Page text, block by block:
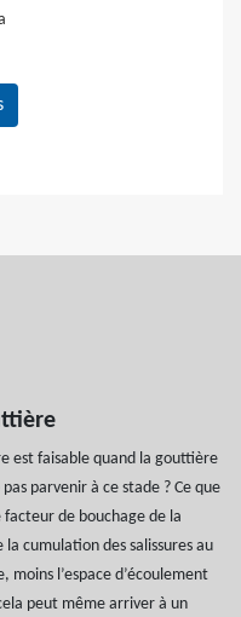
est faisable quand la gouttière
parvenir à ce stade ? Ce que
facteur de bouchage de la
cumulation des salissures au
moins l’espace d’écoulement
peut même arriver à un